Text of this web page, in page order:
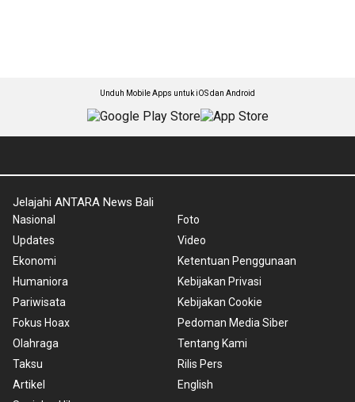
Unduh Mobile Apps untuk iOS dan Android
Jelajahi ANTARA News Bali
Nasional
Updates
Ekonomi
Humaniora
Pariwisata
Fokus Hoax
Olahraga
Taksu
Artikel
Foto
Video
Ketentuan Penggunaan
Kebijakan Privasi
Kebijakan Cookie
Pedoman Media Siber
Tentang Kami
Rilis Pers
English